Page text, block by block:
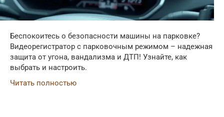
Беспокоитесь о безопасности машины на парковке?
Видеорегистратор с парковочным режимом – надежная
защита от угона, вандализма и ДТП! Узнайте, как
выбрать и настроить.
Читать полностью